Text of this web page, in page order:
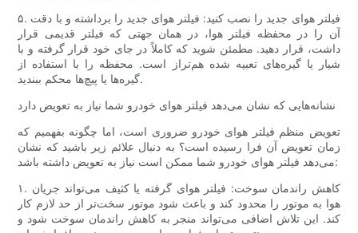
۵. فیلتر هوای جدید را نصب کنید: فیلتر هوای جدید را برداشته و با دقت
آن را در محفظه فیلتر هوا، در همان جهتی که فیلتر قدیمی قرار
داشت، قرار دهید. مطمئن شوید که کاملاً در جای خود قرار گرفته و با
شیار یا گیره‌های تعبیه شده هم‌تراز است. محفظه را با استفاده از
گیره‌ها یا پیچ‌ها محکم ببندید.
نشانه‌هایی که نشان می‌دهد فیلتر هوای خودرو شما نیاز به تعویض دارد
تعویض منظم فیلتر هوای خودرو ضروری است، اما چگونه بفهمیم که
زمان تعویض آن فرا رسیده است؟ به دنبال علائم زیر باشید که نشان
می‌دهد فیلتر هوای خودرو شما ممکن است نیاز به تعویض داشته باشد:
۱. کاهش راندمان سوخت: فیلتر هوای گرفته یا کثیف می‌تواند جریان
هوا به موتور را محدود کند و باعث شود موتور سخت‌تر از حد لازم کار
کند. این تلاش اضافی می‌تواند منجر به کاهش راندمان سوخت شود و